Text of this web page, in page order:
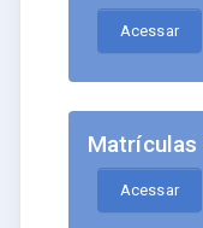
Acessar
Matrículas
Acessar